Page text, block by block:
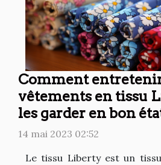
Comment
vêtements en tissu
les garder en bon
14 mai 2023 02:52
Le tissu Liberty est un